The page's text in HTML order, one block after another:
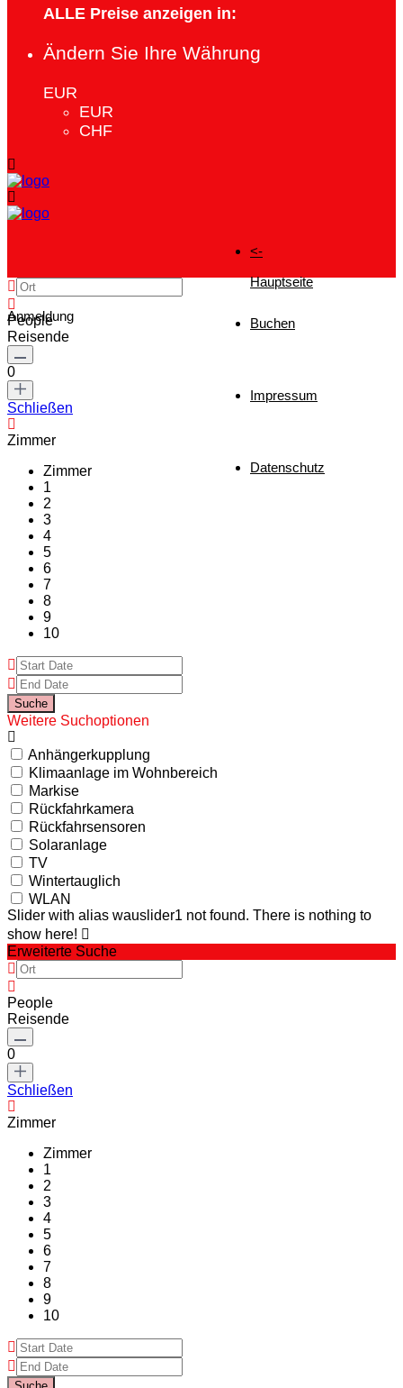
ALLE Preise anzeigen in:
Ändern Sie Ihre Währung
EUR
EUR
CHF
<-
Hauptseite
Buchen
Impressum
Datenschutz
Anmeldung
People
Reisende
0
Schließen
Zimmer
Zimmer
1
2
3
4
5
6
7
8
9
10
Weitere Suchoptionen
Anhängerkupplung
Klimaanlage im Wohnbereich
Markise
Rückfahrkamera
Rückfahrsensoren
Solaranlage
TV
Wintertauglich
WLAN
Slider with alias wauslider1 not found. There is nothing to
show here!
Erweiterte Suche
People
Reisende
0
Schließen
Zimmer
Zimmer
1
2
3
4
5
6
7
8
9
10